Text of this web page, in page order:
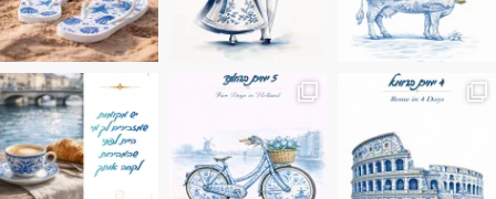
Instagram post
Instagram post 17994326828955248